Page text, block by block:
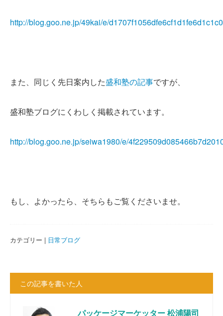
http://blog.goo.ne.jp/49kai/e/
また、同じく先日案内した盛和塾の記事ですが、
盛和塾ブログにくわしく掲載されています。
http://blog.goo.ne.jp/seiwa1980/e/
もし、よかったら、そちらもご覧くださいませ。
カテゴリー | 日常ブログ
この記事を書いた人
パッケージマーケッター 松浦陽司